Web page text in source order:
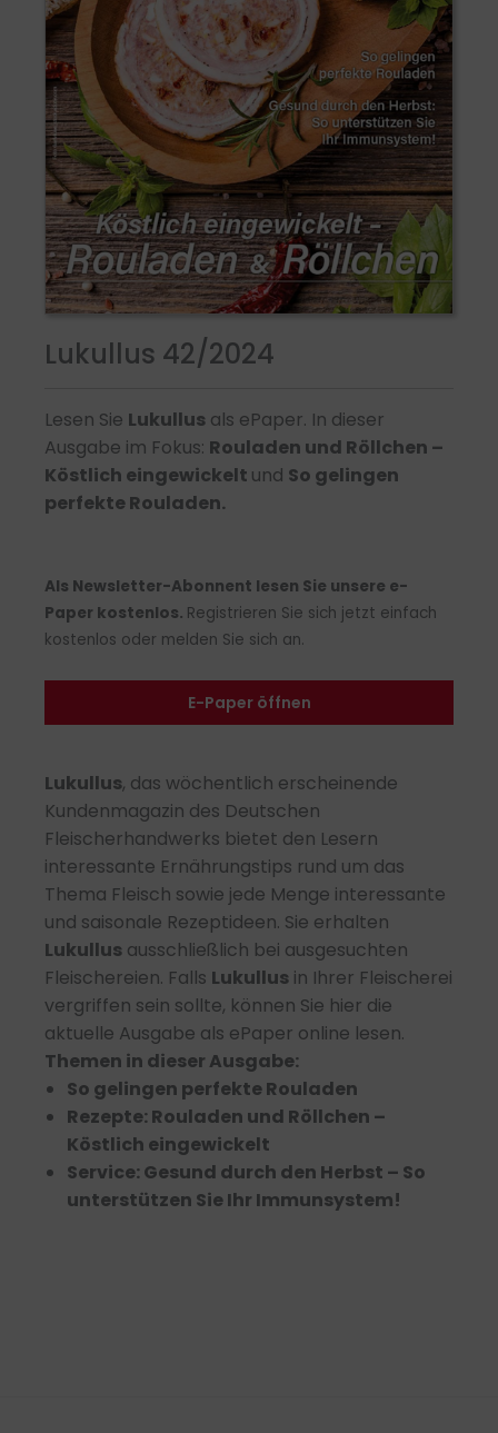
Lukullus 42/2024
Lesen Sie Lukullus als ePaper. In dieser
Ausgabe im Fokus: Rouladen und Röllchen –
Köstlich eingewickelt und So gelingen
perfekte Rouladen.
Als Newsletter-Abonnent lesen Sie unsere e-
Paper kostenlos. Registrieren Sie sich jetzt einfach
kostenlos oder melden Sie sich an.
E-Paper öffnen
Lukullus, das wöchentlich erscheinende
Kundenmagazin des Deutschen
Fleischerhandwerks bietet den Lesern
interessante Ernährungstips rund um das
Thema Fleisch sowie jede Menge interessante
und saisonale Rezeptideen. Sie erhalten
Lukullus ausschließlich bei ausgesuchten
Fleischereien. Falls Lukullus in Ihrer Fleischerei
vergriffen sein sollte, können Sie hier die
aktuelle Ausgabe als ePaper online lesen.
Themen in dieser Ausgabe:
So gelingen perfekte Rouladen
Rezepte: Rouladen und Röllchen –
Köstlich eingewickelt
Service: Gesund durch den Herbst – So
unterstützen Sie Ihr Immunsystem!